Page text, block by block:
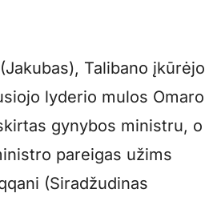
Talibano įkūrėjo
lyderio mulos Omaro
gynybos ministru, o
pareigas užims
(Siradžudinas